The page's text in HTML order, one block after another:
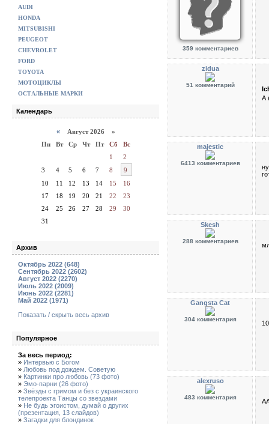
AUDI
HONDA
MITSUBISHI
PEUGEOT
CHEVROLET
FORD
TOYOTA
МОТОЦИКЛЫ
ОСТАЛЬНЫЕ МАРКИ
Календарь
« Август 2026 »
Пн
Вт Ср Чт Пт Сб
Вс
1
2
3
4 5 6 7 8
9
10
11 12 13 14 15
16
17
18 19 20 21 22
23
24
25 26 27 28 29
30
31
Архив
Октябрь 2022 (648)
Сентябрь 2022 (2602)
Август 2022 (2270)
Июль 2022 (2009)
Июнь 2022 (2281)
Май 2022 (1971)
Показать / скрыть весь архив
Популярное
За весь период:
» Интервью с Богом
» Любовь под дождем. Советую
» Картинки про любовь (73 фото)
» Эмо-парни (26 фото)
» Звёзды с гримом и без с украинского
телепроекта Танцы со звездами
» Не будь эгоистом, думай о других
(презентация, 13 слайдов)
» Загадки для блондинок
359 комментариев
zidua
51 комментарий
А
majestic
6413 комментариев
Skesh
288 комментариев
Gangsta Cat
304 комментария
alexruso
483 комментария